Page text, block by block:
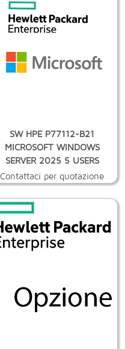
SW HPE P77112-B21
MICROSOFT WINDOWS
SERVER 2025 5 USERS
Contattaci per quotazione